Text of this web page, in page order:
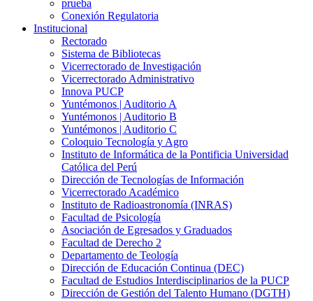
prueba
Conexión Regulatoria
Institucional
Rectorado
Sistema de Bibliotecas
Vicerrectorado de Investigación
Vicerrectorado Administrativo
Innova PUCP
Yuntémonos | Auditorio A
Yuntémonos | Auditorio B
Yuntémonos | Auditorio C
Coloquio Tecnología y Agro
Instituto de Informática de la Pontificia Universidad
Católica del Perú
Dirección de Tecnologías de Información
Vicerrectorado Académico
Instituto de Radioastronomía (INRAS)
Facultad de Psicología
Asociación de Egresados y Graduados
Facultad de Derecho 2
Departamento de Teología
Dirección de Educación Continua (DEC)
Facultad de Estudios Interdisciplinarios de la PUCP
Dirección de Gestión del Talento Humano (DGTH)